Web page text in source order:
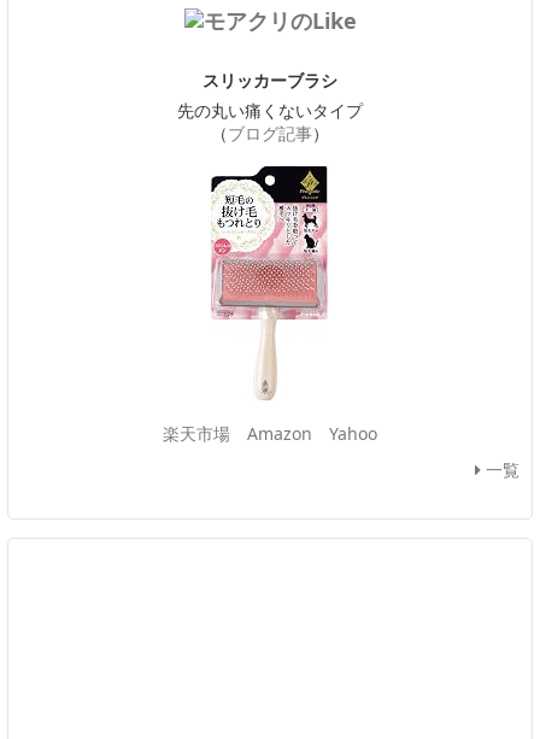
スリッカーブラシ
先の丸い痛くないタイプ
（ブログ記事）
楽天市場 Amazon
Yahoo
一覧